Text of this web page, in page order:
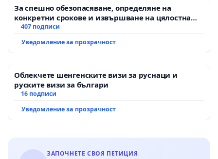
За спешно обезопасяване, определяне на
конкретни срокове и извършване на цялостна
рехабилитация на републиканския път между
Мирово - к.к. Момин проход
407 подписи
Уведомление за прозрачност
Облекчете шенгенските визи за руснаци и
руските визи за българи
16 подписи
Уведомление за прозрачност
ЗАПОЧНЕТЕ СВОЯ ПЕТИЦИЯ